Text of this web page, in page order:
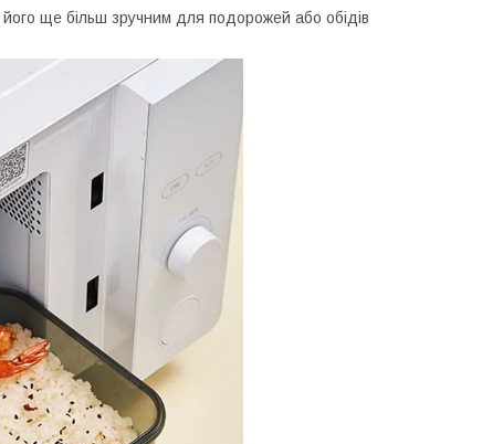
ще більш зручним для подорожей або обідів